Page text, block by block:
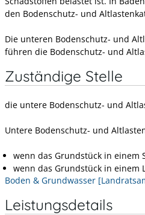
den Bodenschutz- und Altlastenka
Die unteren Bodenschutz- und
führen die Bodenschutz- und
Zuständige Stelle
die untere Bodenschutz- und
Untere Bodenschutz- und
wenn das Grundstück in einem
wenn das Grundstück in einem
Boden & Grundwasser
Leistungsdetails